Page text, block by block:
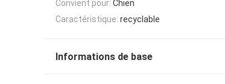
Convient pour: Chien
Caractéristique: recyclable
Informations de base